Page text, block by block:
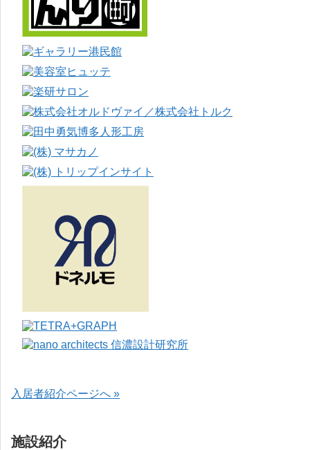
入居者紹介ページへ »
施設紹介